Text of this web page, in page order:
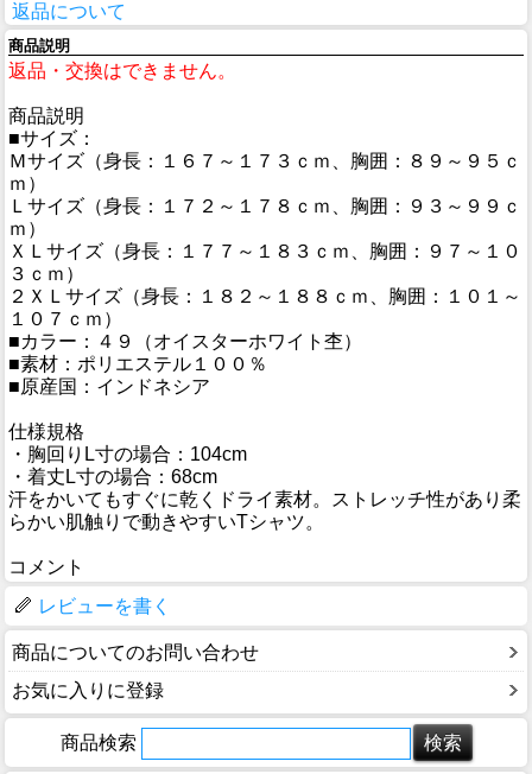
返品について
商品説明
返品・交換はできません。
商品説明
■サイズ：
Ｍサイズ（身長：１６７～１７３ｃｍ、胸囲：８９～９５ｃ
ｍ）
Ｌサイズ（身長：１７２～１７８ｃｍ、胸囲：９３～９９ｃ
ｍ）
ＸＬサイズ（身長：１７７～１８３ｃｍ、胸囲：９７～１０
３ｃｍ）
２ＸＬサイズ（身長：１８２～１８８ｃｍ、胸囲：１０１～
１０７ｃｍ）
■カラー：４９（オイスターホワイト杢）
■素材：ポリエステル１００％
■原産国：インドネシア
仕様規格
・胸回りL寸の場合：104cm
・着丈L寸の場合：68cm
汗をかいてもすぐに乾くドライ素材。ストレッチ性があり柔
らかい肌触りで動きやすいTシャツ。
コメント
レビューを書く
商品についてのお問い合わせ
お気に入りに登録
商品検索